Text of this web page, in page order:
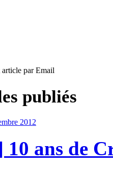
article par Email
publiés
2012
ans de